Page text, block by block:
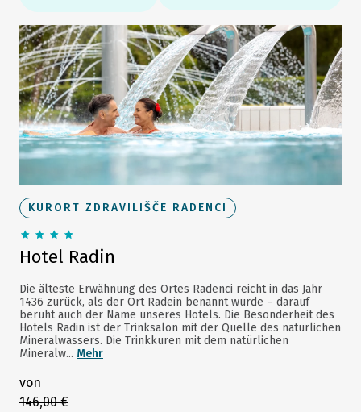
KURORT ZDRAVILIŠČE RADENCI
Hotel Radin
Die älteste Erwähnung des Ortes Radenci reicht in das Jahr
1436 zurück, als der Ort Radein benannt wurde – darauf
beruht auch der Name unseres Hotels. Die Besonderheit des
Hotels Radin ist der Trinksalon mit der Quelle des natürlichen
Mineralwassers. Die Trinkkuren mit dem natürlichen
Mineralw... Mehr
von
146,00 €